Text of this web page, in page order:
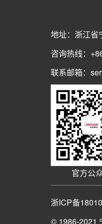
地址：浙江省
咨询热线：
联系邮箱：
官方公
浙ICP备
© 1986-2021